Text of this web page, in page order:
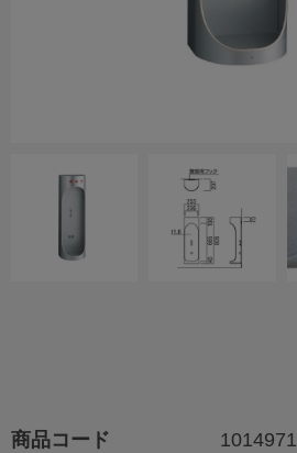
商品コード
1014971